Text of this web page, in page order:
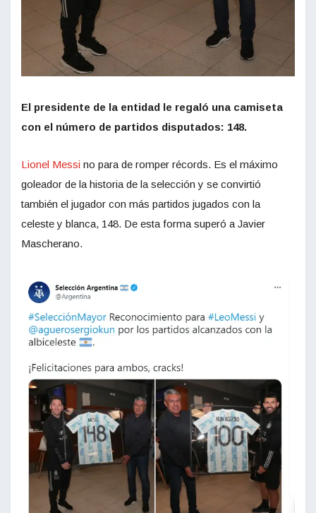
El presidente de la entidad le regaló una camiseta
con el número de partidos disputados: 148.
Lionel Messi no para de romper récords. Es el máximo
goleador de la historia de la selección y se convirtió
también el jugador con más partidos jugados con la
celeste y blanca, 148. De esta forma superó a Javier
Mascherano.